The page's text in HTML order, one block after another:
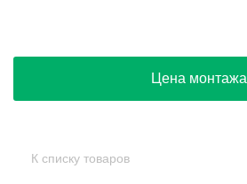
Цена монтажа
К списку товаров